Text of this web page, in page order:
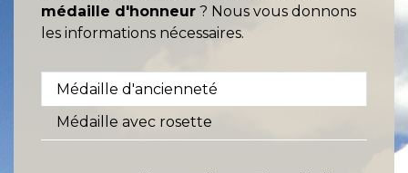
médaille d'honneur ? Nous vous donnons
les informations nécessaires.
Médaille d'ancienneté
Médaille avec rosette